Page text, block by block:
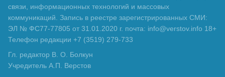
связи, информационных технологий и массовых
коммуникаций. Запись в реестре зарегистрированных СМИ:
ЭЛ № ФС77-77805 от 31.01.2020 г. почта: info@verstov.info 18+
Телефон редакции +7 (3519) 279-733
Гл. редактор В. О. Болкун
Учредитель А.П. Верстов